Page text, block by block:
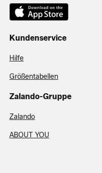
Kundenservice
Hilfe
Größentabellen
Zalando-Gruppe
Zalando
ABOUT YOU